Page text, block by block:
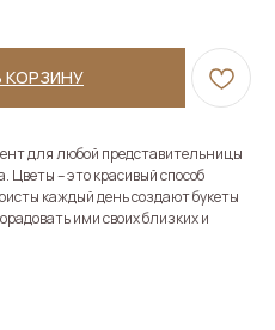
КОРЗИНУ
для любой представительницы
Цветы – это красивый способ
каждый день создают букеты
ими своих близких и